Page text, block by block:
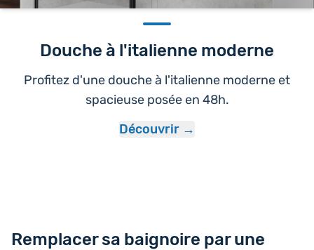
Douche à l'italienne moderne
Profitez d'une douche à l'italienne moderne et
spacieuse posée en 48h.
Découvrir
Remplacer sa baignoire par une